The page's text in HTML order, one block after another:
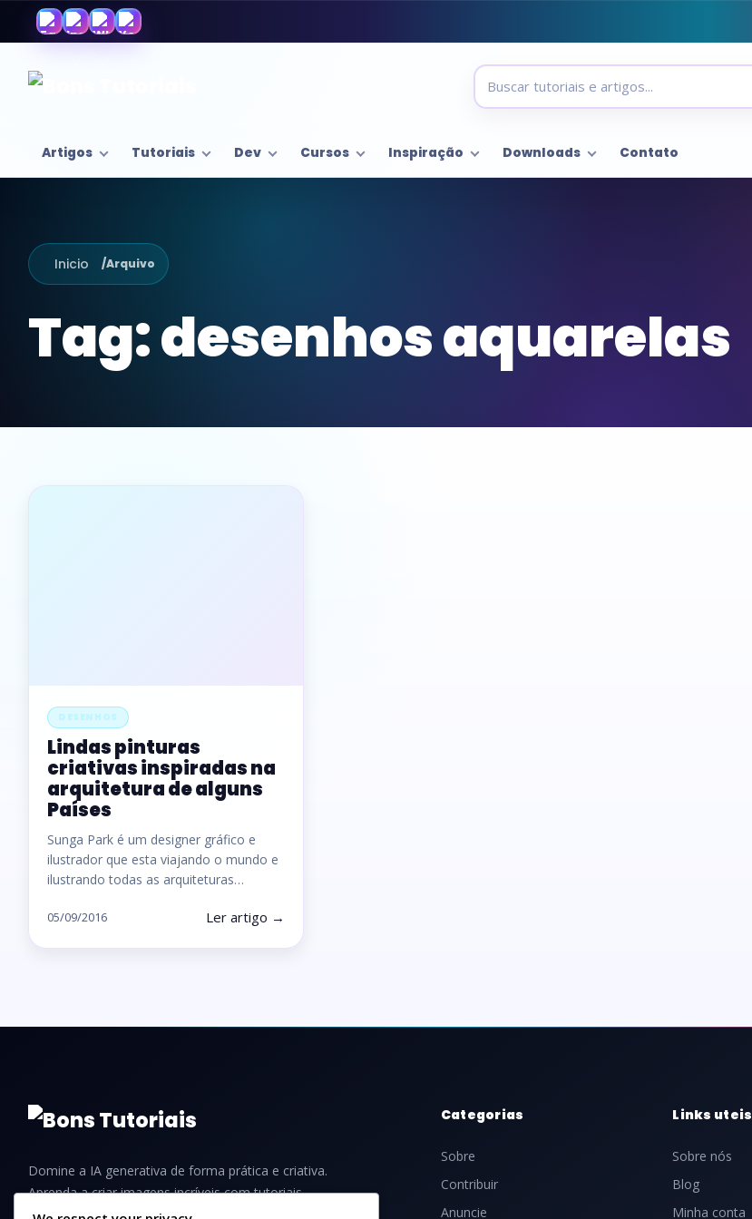
Artigos Tutoriais Dev Cursos Inspiração Downloads Contato
Inicio /Arquivo
Tag:desenhos aquarelas
DESENHOS
Lindas pinturas
criativas inspiradas na
arquitetura de alguns
Países
Sunga Park é um designer gráfico e
ilustrador que esta viajando o mundo e
ilustrando todas as arquiteturas…
05/09/2016 Ler artigo →
Domine a IA generativa de forma prática e criativa.
Aprenda a criar imagens incríveis com tutoriais,
guias e dicas para iniciantes e profissionais.
Categorias
Sobre
Contribuir
Anuncie
Links uteis
Sobre nós
Blog
Minha conta